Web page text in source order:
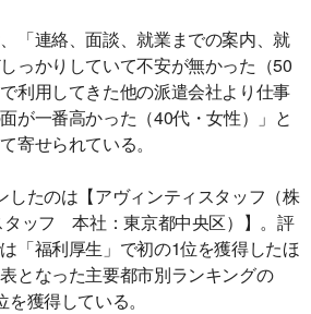
「連絡、面談、就業までの案内、就
っかりしていて不安が無かった（50
利用してきた他の派遣会社より仕事
が一番高かった（40代・女性）」と
寄せられている。
たのは【アヴィンティスタッフ（株
タッフ 本社：東京都中央区）】。評
「福利厚生」で初の1位を獲得したほ
となった主要都市別ランキングの
を獲得している。